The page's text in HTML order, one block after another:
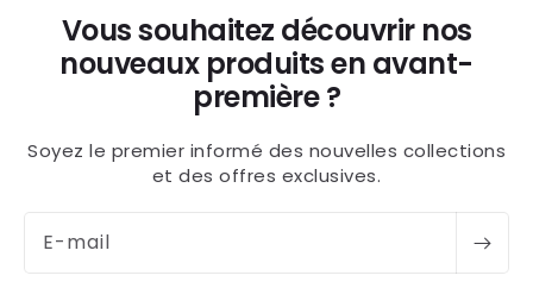
Vous souhaitez découvrir nos
nouveaux produits en avant-
première ?
Soyez le premier informé des nouvelles collections
et des offres exclusives.
E-mail